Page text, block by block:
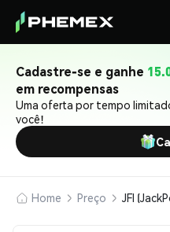
Cadastre-se e ganhe
em recompensas
Uma oferta por tempo
você!
Home Preço JFI